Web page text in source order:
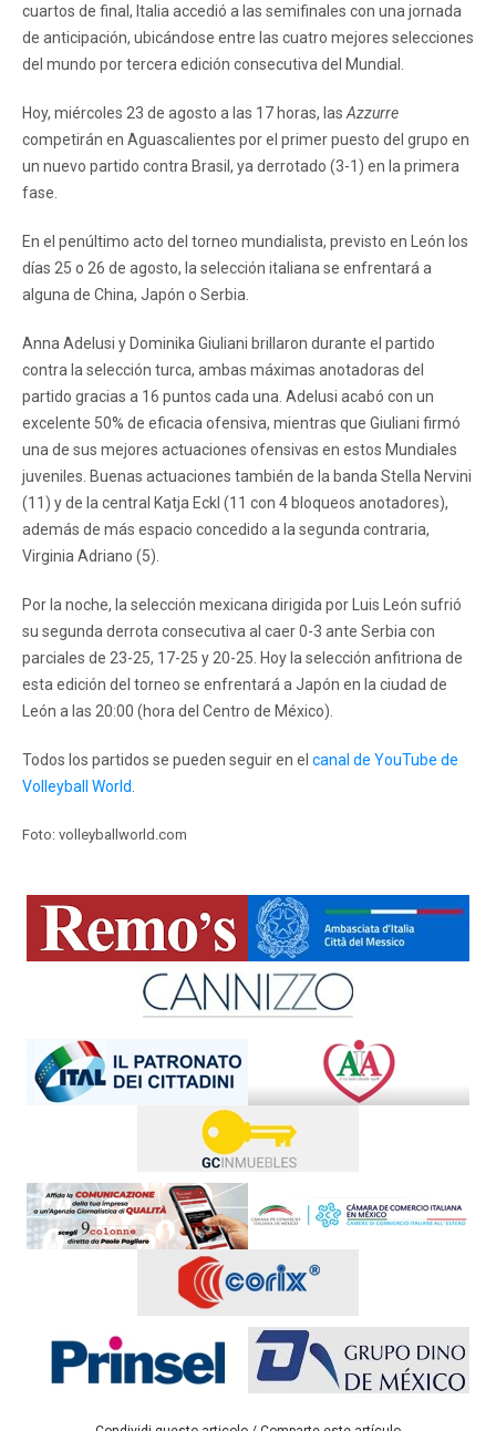
cuartos de final, Italia accedió a las semifinales con una jornada
de anticipación, ubicándose entre las cuatro mejores selecciones
del mundo por tercera edición consecutiva del Mundial.
Hoy, miércoles 23 de agosto a las 17 horas, las Azzurre
competirán en Aguascalientes por el primer puesto del grupo en
un nuevo partido contra Brasil, ya derrotado (3-1) en la primera
fase.
En el penúltimo acto del torneo mundialista, previsto en León los
días 25 o 26 de agosto, la selección italiana se enfrentará a
alguna de China, Japón o Serbia.
Anna Adelusi y Dominika Giuliani brillaron durante el partido
contra la selección turca, ambas máximas anotadoras del
partido gracias a 16 puntos cada una. Adelusi acabó con un
excelente 50% de eficacia ofensiva, mientras que Giuliani firmó
una de sus mejores actuaciones ofensivas en estos Mundiales
juveniles. Buenas actuaciones también de la banda Stella Nervini
(11) y de la central Katja Eckl (11 con 4 bloqueos anotadores),
además de más espacio concedido a la segunda contraria,
Virginia Adriano (5).
Por la noche, la selección mexicana dirigida por Luis León sufrió
su segunda derrota consecutiva al caer 0-3 ante Serbia con
parciales de 23-25, 17-25 y 20-25. Hoy la selección anfitriona de
esta edición del torneo se enfrentará a Japón en la ciudad de
León a las 20:00 (hora del Centro de México).
Todos los partidos se pueden seguir en el canal de YouTube de
Volleyball World
Foto: volleyballworld.com